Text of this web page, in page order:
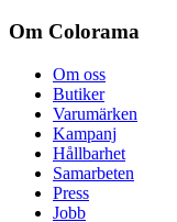
Om Colorama
Om oss
Butiker
Varumärken
Kampanj
Hållbarhet
Samarbeten
Press
Jobb